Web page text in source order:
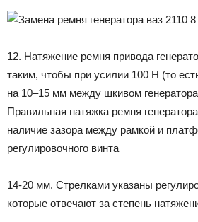
12. Натяжение ремня привода
таким, чтобы при усилии 100 Н (то
на 10–15 мм между шкивом
Правильная натяжка ремня
наличие зазора между рамкой и
регулировочного винта
14-20 мм. Стрелками указаны
которые отвечают за степень